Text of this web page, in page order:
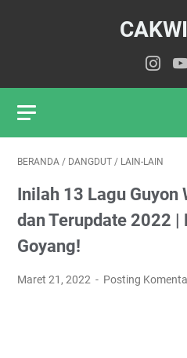
BERANDA / DANGDUT / LAIN-LAIN
Inilah 13 Lagu Guyon
dan Terupdate 2022
Goyang!
Maret 21, 2022 Posting